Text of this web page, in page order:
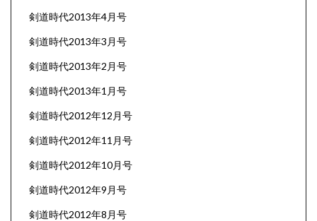
剣道時代2013年4月号
剣道時代2013年3月号
剣道時代2013年2月号
剣道時代2013年1月号
剣道時代2012年12月号
剣道時代2012年11月号
剣道時代2012年10月号
剣道時代2012年9月号
剣道時代2012年8月号